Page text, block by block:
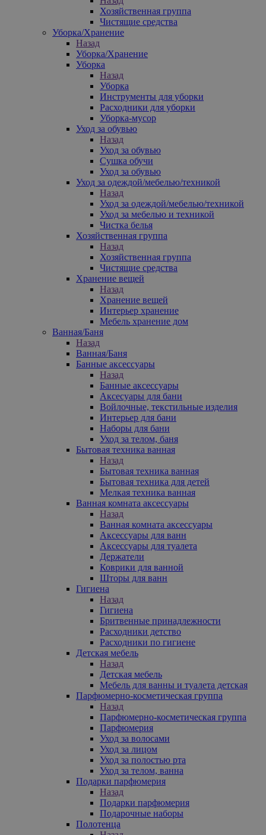
Хозяйственная группа
Чистящие средства
Уборка/Хранение
Назад
Уборка/Хранение
Уборка
Назад
Уборка
Инструменты для уборки
Расходники для уборки
Уборка-мусор
Уход за обувью
Назад
Уход за обувью
Сушка обучи
Уход за обувью
Уход за одеждой/мебелью/техникой
Назад
Уход за одеждой/мебелью/техникой
Уход за мебелью и техникой
Чистка белья
Хозяйственная группа
Назад
Хозяйственная группа
Чистящие средства
Хранение вещей
Назад
Хранение вещей
Интерьер хранение
Мебель хранение дом
Ванная/Баня
Назад
Ванная/Баня
Банные аксессуары
Назад
Банные аксессуары
Аксесуары для бани
Войлочные, текстильные изделия
Интерьер для бани
Наборы для бани
Уход за телом, баня
Бытовая техника ванная
Назад
Бытовая техника ванная
Бытовая техника для детей
Мелкая техника ванная
Ванная комната аксессуары
Назад
Ванная комната аксессуары
Аксессуары для ванн
Аксессуары для туалета
Держатели
Коврики для ванной
Шторы для ванн
Гигиена
Назад
Гигиена
Бритвенные принадлежности
Расходники детство
Расходники по гигиене
Детская мебель
Назад
Детская мебель
Мебель для ванны и туалета детская
Парфюмерно-косметическая группа
Назад
Парфюмерно-косметическая группа
Парфюмерия
Уход за волосами
Уход за лицом
Уход за полостью рта
Уход за телом, ванна
Подарки парфюмерия
Назад
Подарки парфюмерия
Подарочные наборы
Полотенца